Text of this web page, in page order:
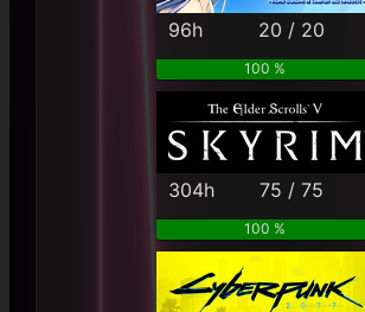
96h 20 / 20
100 %
304h 75 / 75
100 %